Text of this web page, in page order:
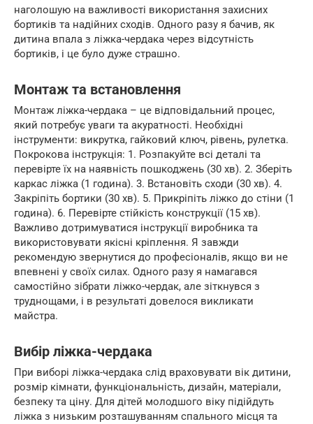
наголошую на важливості використання захисних
бортиків та надійних сходів. Одного разу я бачив, як
дитина впала з ліжка-чердака через відсутність
бортиків, і це було дуже страшно.
Монтаж та встановлення
Монтаж ліжка-чердака – це відповідальний процес,
який потребує уваги та акуратності. Необхідні
інструменти: викрутка, гайковий ключ, рівень, рулетка.
Покрокова інструкція: 1. Розпакуйте всі деталі та
перевірте їх на наявність пошкоджень (30 хв). 2. Зберіть
каркас ліжка (1 година). 3. Встановіть сходи (30 хв). 4.
Закріпіть бортики (30 хв). 5. Прикріпіть ліжко до стіни (1
година). 6. Перевірте стійкість конструкції (15 хв).
Важливо дотримуватися інструкції виробника та
використовувати якісні кріплення. Я завжди
рекомендую звернутися до професіоналів, якщо ви не
впевнені у своїх силах. Одного разу я намагався
самостійно зібрати ліжко-чердак, але зіткнувся з
труднощами, і в результаті довелося викликати
майстра.
Вибір ліжка-чердака
При виборі ліжка-чердака слід враховувати вік дитини,
розмір кімнати, функціональність, дизайн, матеріали,
безпеку та ціну. Для дітей молодшого віку підійдуть
ліжка з низьким розташуванням спального місця та